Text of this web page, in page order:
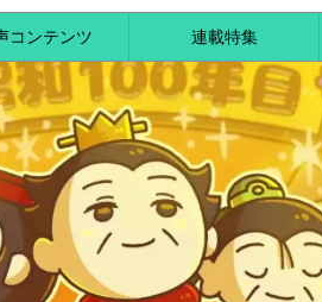
コンテンツ 連載特集